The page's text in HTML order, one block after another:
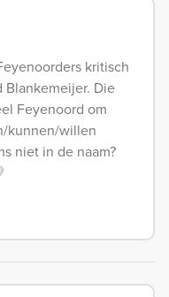
kritisch
Blankemeijer. Die
Feyenoord om
kunnen/willen
niet in de naam?